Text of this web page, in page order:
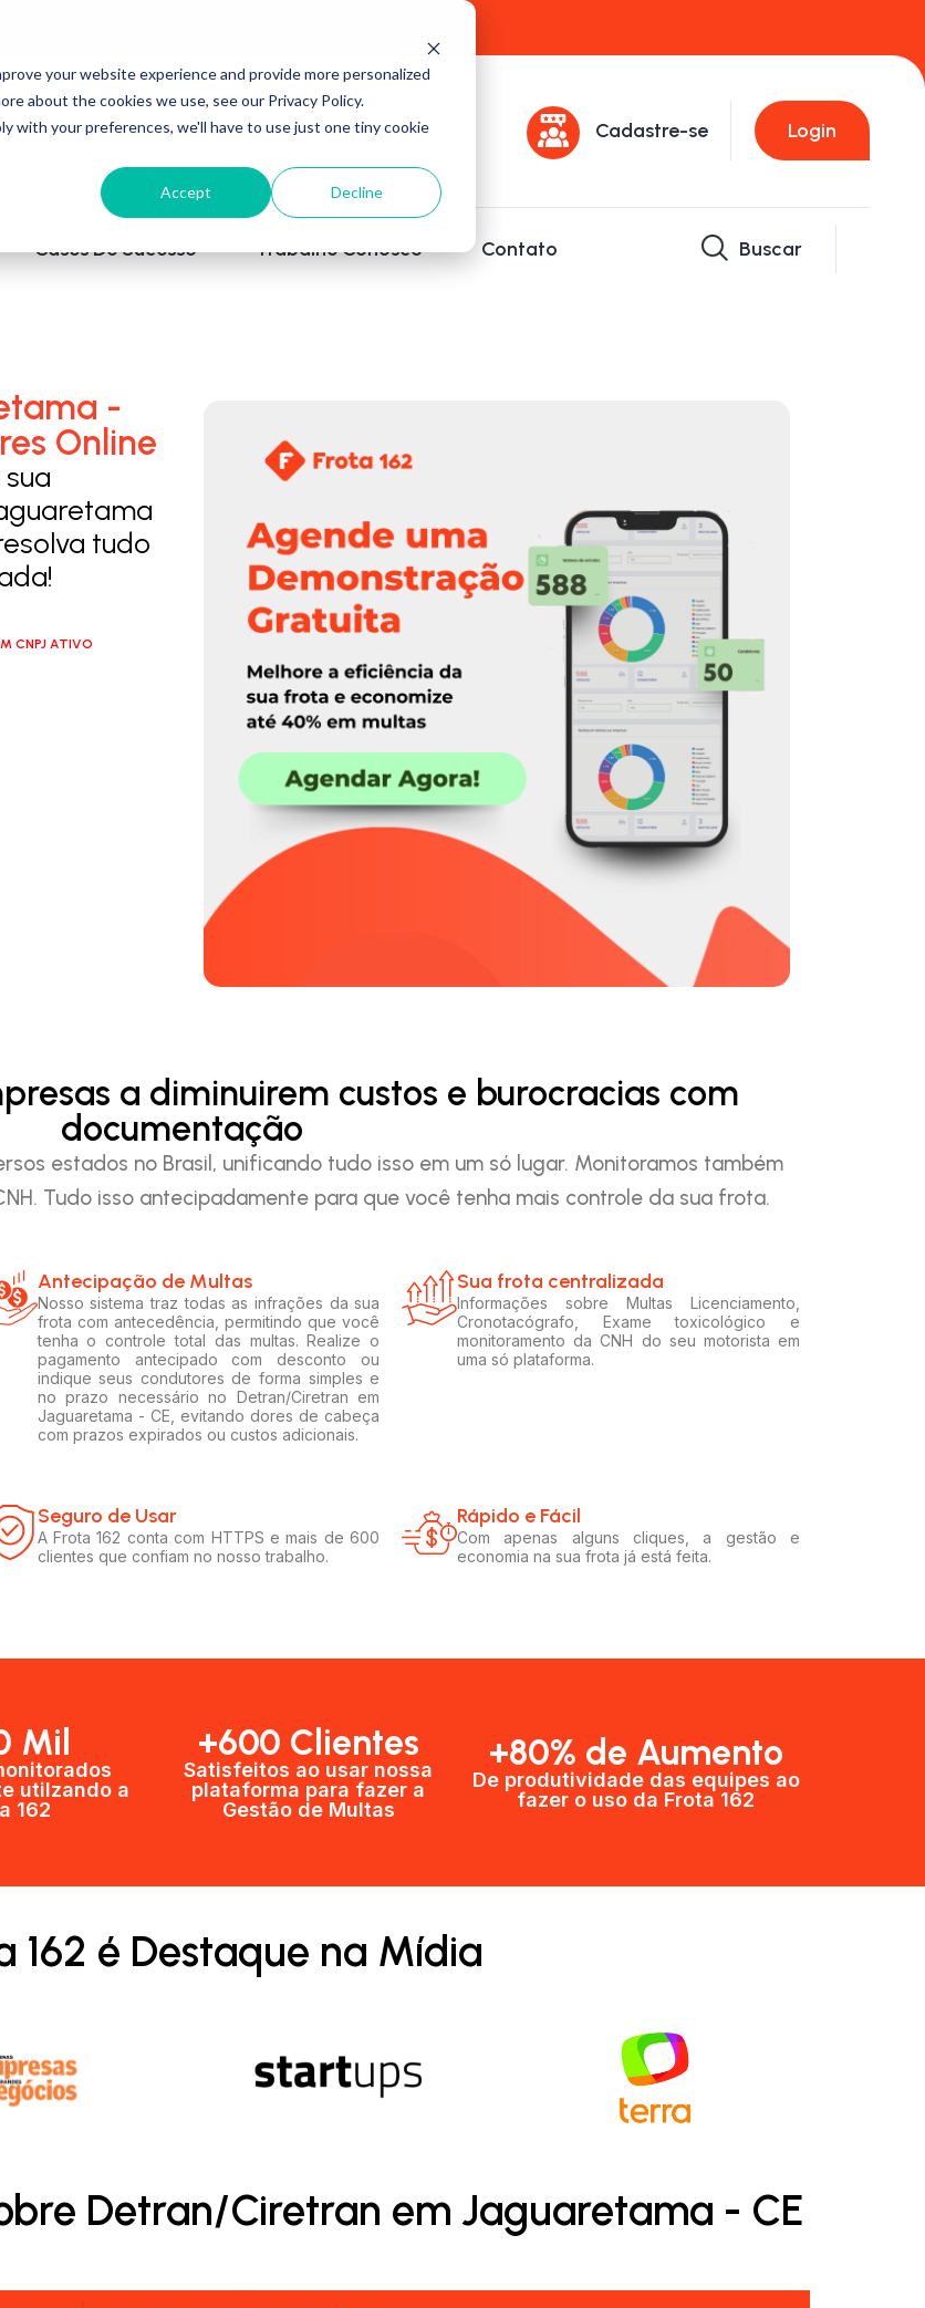
your website experience and provide more personalized
about the cookies we use, see our Privacy Policy.
with your preferences, we'll have to use just one tiny cookie
Accept Decline
Cadastre-se Login
Cases De Sucesso Trabalhe Conosco Contato Buscar
-
Online
tudo
CNPJ ATIVO
a diminuirem custos e burocracias com
documentação
estados no Brasil, unificando tudo isso em um só lugar. Monitoramos também
Tudo isso antecipadamente para que você tenha mais controle da sua frota.
Antecipação de Multas
Nosso sistema traz todas as infrações da sua
frota com antecedência, permitindo que você
tenha o controle total das multas. Realize o
pagamento antecipado com desconto ou
indique seus condutores de forma simples e
no prazo necessário no Detran/Ciretran em
Jaguaretama - CE, evitando dores de cabeça
com prazos expirados ou custos adicionais.
Sua frota centralizada​
Informações sobre Multas Licenciamento,
Cronotacógrafo, Exame toxicológico e
monitoramento da CNH do seu motorista em
uma só plataforma.
Seguro de Usar​
A Frota 162 conta com HTTPS e mais de 600
clientes que confiam no nosso trabalho.
Rápido e Fácil​
Com apenas alguns cliques, a gestão e
economia na sua frota já está feita.
Mil
utilzando a
162
+600 Clientes​
Satisfeitos ao usar nossa
plataforma para fazer a
Gestão de Multas​
+80% de Aumento
De produtividade das equipes ao
fazer o uso da Frota 162​
162 é Destaque na Mídia
Detran/Ciretran em Jaguaretama - CE